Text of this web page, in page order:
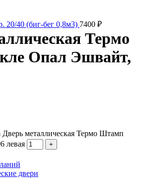
20/40 (биг-бег 0,8м3) 7400 ₽
Термо
Опал Эшвайт,
Дверь металлическая Термо Штамп
левая
двери